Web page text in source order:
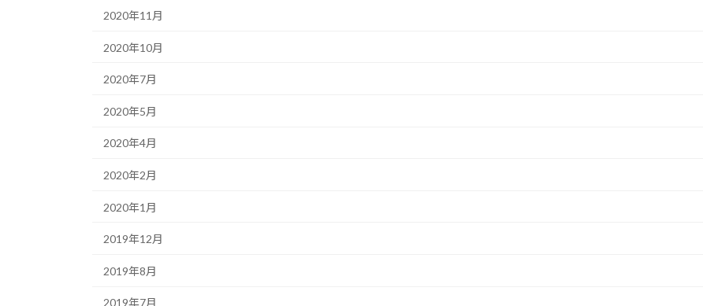
2020年11月
2020年10月
2020年7月
2020年5月
2020年4月
2020年2月
2020年1月
2019年12月
2019年8月
2019年7月